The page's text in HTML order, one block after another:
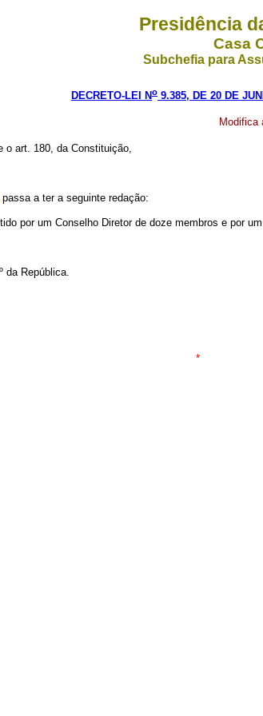
Presidência
Casa
Subchefia para
DECRETO-LEI No 9.385, DE 20 DE
Modifica
o art. 180, da Constituição,
passa a ter a seguinte redação:
por um Conselho Diretor de doze membros e por
da República.
*